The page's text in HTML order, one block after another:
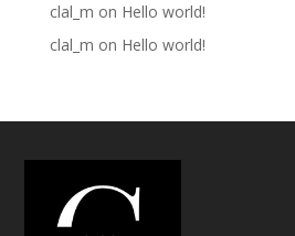
clal_m on Hello world!
clal_m on Hello world!